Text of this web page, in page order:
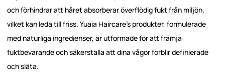
och förhindrar att håret absorberar överflödig fukt från miljön,
vilket kan leda till friss. Yuaia Haircare's produkter, formulerade
med naturliga ingredienser, är utformade för att främja
fuktbevarande och säkerställa att dina vågor förblir definierade
och släta.